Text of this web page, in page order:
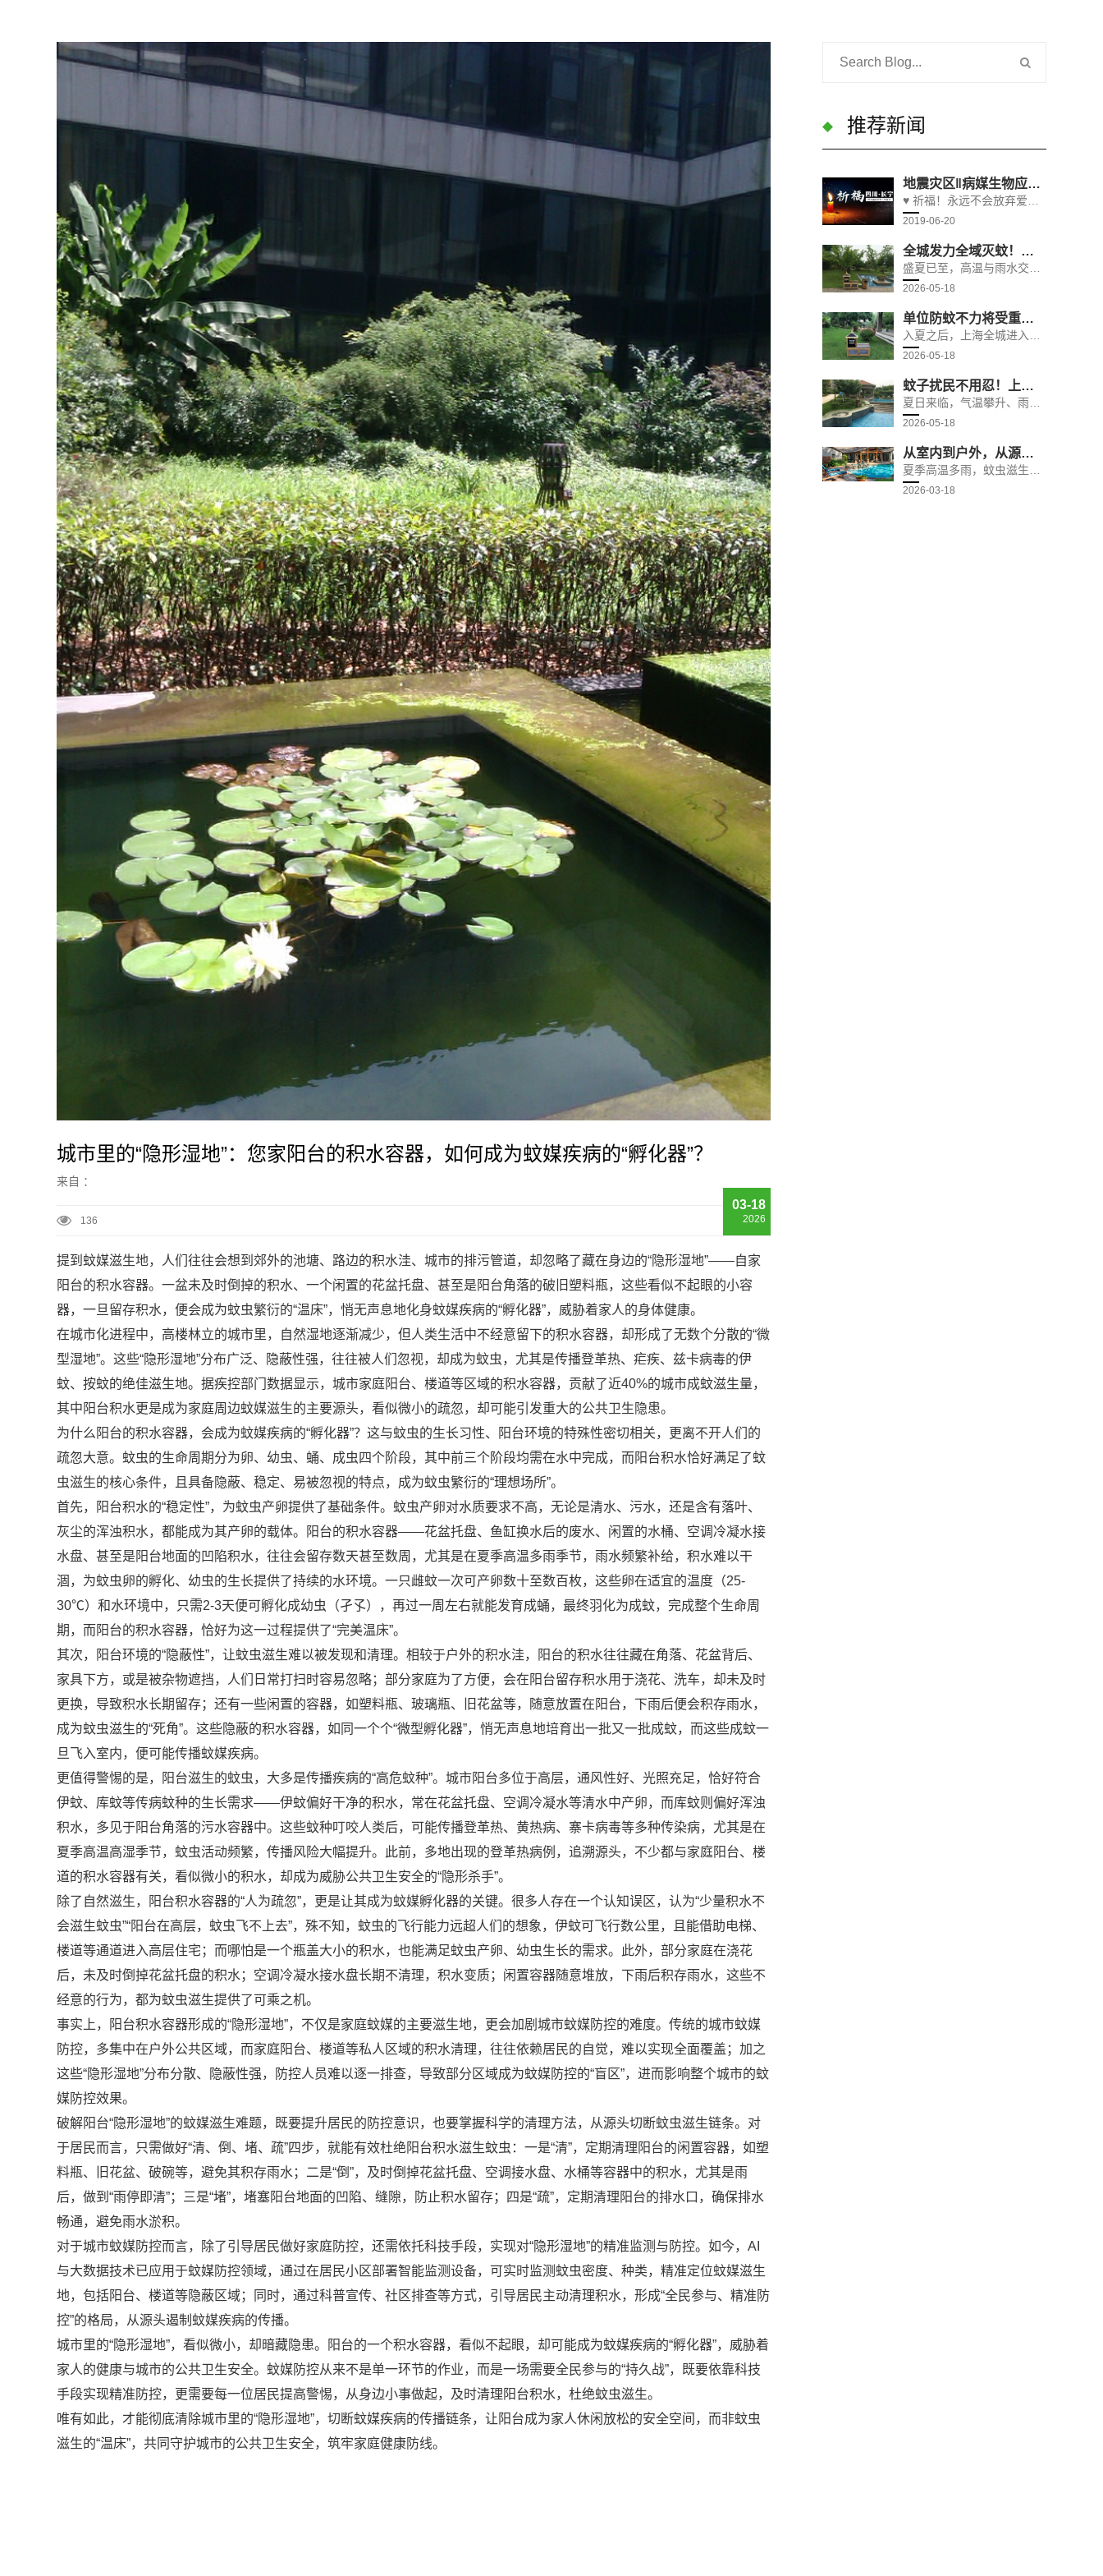
城市里的“隐形湿地”：您家阳台的积水容器，如何成为蚊媒疾病的“孵化器”？
来自 ：
136
03-18
2026
提到蚊媒滋生地，人们往往会想到郊外的池塘、路边的积水洼、城市的排污管道，却忽略了藏在身边的“隐形湿地”——自家
阳台的积水容器。一盆未及时倒掉的积水、一个闲置的花盆托盘、甚至是阳台角落的破旧塑料瓶，这些看似不起眼的小容
器，一旦留存积水，便会成为蚊虫繁衍的“温床”，悄无声息地化身蚊媒疾病的“孵化器”，威胁着家人的身体健康。
在城市化进程中，高楼林立的城市里，自然湿地逐渐减少，但人类生活中不经意留下的积水容器，却形成了无数个分散的“微
型湿地”。这些“隐形湿地”分布广泛、隐蔽性强，往往被人们忽视，却成为蚊虫，尤其是传播登革热、疟疾、兹卡病毒的伊
蚊、按蚊的绝佳滋生地。据疾控部门数据显示，城市家庭阳台、楼道等区域的积水容器，贡献了近40%的城市成蚊滋生量，
其中阳台积水更是成为家庭周边蚊媒滋生的主要源头，看似微小的疏忽，却可能引发重大的公共卫生隐患。
为什么阳台的积水容器，会成为蚊媒疾病的“孵化器”？这与蚊虫的生长习性、阳台环境的特殊性密切相关，更离不开人们的
疏忽大意。蚊虫的生命周期分为卵、幼虫、蛹、成虫四个阶段，其中前三个阶段均需在水中完成，而阳台积水恰好满足了蚊
虫滋生的核心条件，且具备隐蔽、稳定、易被忽视的特点，成为蚊虫繁衍的“理想场所”。
首先，阳台积水的“稳定性”，为蚊虫产卵提供了基础条件。蚊虫产卵对水质要求不高，无论是清水、污水，还是含有落叶、
灰尘的浑浊积水，都能成为其产卵的载体。阳台的积水容器——花盆托盘、鱼缸换水后的废水、闲置的水桶、空调冷凝水接
水盘、甚至是阳台地面的凹陷积水，往往会留存数天甚至数周，尤其是在夏季高温多雨季节，雨水频繁补给，积水难以干
涸，为蚊虫卵的孵化、幼虫的生长提供了持续的水环境。一只雌蚊一次可产卵数十至数百枚，这些卵在适宜的温度（25-
30℃）和水环境中，只需2-3天便可孵化成幼虫（孑孓），再过一周左右就能发育成蛹，最终羽化为成蚊，完成整个生命周
期，而阳台的积水容器，恰好为这一过程提供了“完美温床”。
其次，阳台环境的“隐蔽性”，让蚊虫滋生难以被发现和清理。相较于户外的积水洼，阳台的积水往往藏在角落、花盆背后、
家具下方，或是被杂物遮挡，人们日常打扫时容易忽略；部分家庭为了方便，会在阳台留存积水用于浇花、洗车，却未及时
更换，导致积水长期留存；还有一些闲置的容器，如塑料瓶、玻璃瓶、旧花盆等，随意放置在阳台，下雨后便会积存雨水，
成为蚊虫滋生的“死角”。这些隐蔽的积水容器，如同一个个“微型孵化器”，悄无声息地培育出一批又一批成蚊，而这些成蚊一
旦飞入室内，便可能传播蚊媒疾病。
更值得警惕的是，阳台滋生的蚊虫，大多是传播疾病的“高危蚊种”。城市阳台多位于高层，通风性好、光照充足，恰好符合
伊蚊、库蚊等传病蚊种的生长需求——伊蚊偏好干净的积水，常在花盆托盘、空调冷凝水等清水中产卵，而库蚊则偏好浑浊
积水，多见于阳台角落的污水容器中。这些蚊种叮咬人类后，可能传播登革热、黄热病、寨卡病毒等多种传染病，尤其是在
夏季高温高湿季节，蚊虫活动频繁，传播风险大幅提升。此前，多地出现的登革热病例，追溯源头，不少都与家庭阳台、楼
道的积水容器有关，看似微小的积水，却成为威胁公共卫生安全的“隐形杀手”。
除了自然滋生，阳台积水容器的“人为疏忽”，更是让其成为蚊媒孵化器的关键。很多人存在一个认知误区，认为“少量积水不
会滋生蚊虫”“阳台在高层，蚊虫飞不上去”，殊不知，蚊虫的飞行能力远超人们的想象，伊蚊可飞行数公里，且能借助电梯、
楼道等通道进入高层住宅；而哪怕是一个瓶盖大小的积水，也能满足蚊虫产卵、幼虫生长的需求。此外，部分家庭在浇花
后，未及时倒掉花盆托盘的积水；空调冷凝水接水盘长期不清理，积水变质；闲置容器随意堆放，下雨后积存雨水，这些不
经意的行为，都为蚊虫滋生提供了可乘之机。
事实上，阳台积水容器形成的“隐形湿地”，不仅是家庭蚊媒的主要滋生地，更会加剧城市蚊媒防控的难度。传统的城市蚊媒
防控，多集中在户外公共区域，而家庭阳台、楼道等私人区域的积水清理，往往依赖居民的自觉，难以实现全面覆盖；加之
这些“隐形湿地”分布分散、隐蔽性强，防控人员难以逐一排查，导致部分区域成为蚊媒防控的“盲区”，进而影响整个城市的蚊
媒防控效果。
破解阳台“隐形湿地”的蚊媒滋生难题，既要提升居民的防控意识，也要掌握科学的清理方法，从源头切断蚊虫滋生链条。对
于居民而言，只需做好“清、倒、堵、疏”四步，就能有效杜绝阳台积水滋生蚊虫：一是“清”，定期清理阳台的闲置容器，如塑
料瓶、旧花盆、破碗等，避免其积存雨水；二是“倒”，及时倒掉花盆托盘、空调接水盘、水桶等容器中的积水，尤其是雨
后，做到“雨停即清”；三是“堵”，堵塞阳台地面的凹陷、缝隙，防止积水留存；四是“疏”，定期清理阳台的排水口，确保排水
畅通，避免雨水淤积。
对于城市蚊媒防控而言，除了引导居民做好家庭防控，还需依托科技手段，实现对“隐形湿地”的精准监测与防控。如今，AI
与大数据技术已应用于蚊媒防控领域，通过在居民小区部署智能监测设备，可实时监测蚊虫密度、种类，精准定位蚊媒滋生
地，包括阳台、楼道等隐蔽区域；同时，通过科普宣传、社区排查等方式，引导居民主动清理积水，形成“全民参与、精准防
控”的格局，从源头遏制蚊媒疾病的传播。
城市里的“隐形湿地”，看似微小，却暗藏隐患。阳台的一个积水容器，看似不起眼，却可能成为蚊媒疾病的“孵化器”，威胁着
家人的健康与城市的公共卫生安全。蚊媒防控从来不是单一环节的作业，而是一场需要全民参与的“持久战”，既要依靠科技
手段实现精准防控，更需要每一位居民提高警惕，从身边小事做起，及时清理阳台积水，杜绝蚊虫滋生。
唯有如此，才能彻底清除城市里的“隐形湿地”，切断蚊媒疾病的传播链条，让阳台成为家人休闲放松的安全空间，而非蚊虫
滋生的“温床”，共同守护城市的公共卫生安全，筑牢家庭健康防线。
推荐新闻
地震灾区‖病媒生物应急监测与控制
2019-06-20
全城发力全域灭蚊！上海精细化防控，筑牢夏日公共卫生安全屏障
2026-05-18
单位防蚊不力将受重罚！上海硬核执法，压实蚊虫防控主体责任
2026-05-18
蚊子扰民不用忍！上海开通官方投诉渠道，市民可主动维权守护夏日安宁
2026-05-18
从室内到户外，从源头到成蚊：一套系统化的全域蚊虫管理解决方案
2026-03-18